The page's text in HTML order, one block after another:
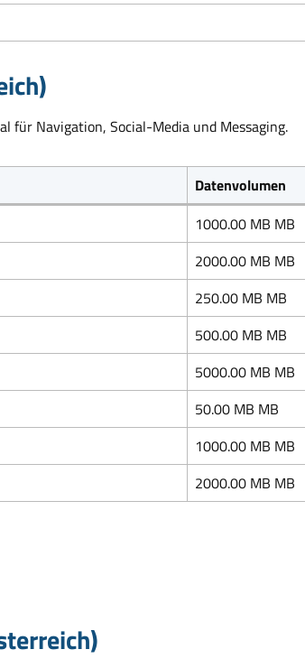
für Navigation, Social-Media und Messaging.
Datenvolumen
1000.00 MB MB
2000.00 MB MB
250.00 MB MB
500.00 MB MB
5000.00 MB MB
50.00 MB MB
1000.00 MB MB
2000.00 MB MB